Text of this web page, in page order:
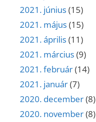
2021. június(15)
2021. május(15)
2021. április(11)
2021. március(9)
2021. február(14)
2021. január(7)
2020. december(8)
2020. november(8)